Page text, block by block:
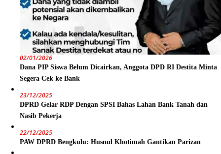
02/01/2026
Dana PIP Siswa Belum Dicairkan, Anggota DPD RI Destita Minta
Segera Cek ke Bank
23/12/2025
DPRD Gelar RDP Dengan SPSI Bahas Lahan Bank Tanah dan
Nasib Pekerja
22/12/2025
PAW DPRD Bengkulu: Husnul Khotimah Gantikan Parizan